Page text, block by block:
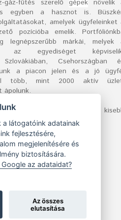
gáz-fűtés szerelő gépeknövelik
egyben a hasznot is.
amelyek ügyfeleinket
pozícióba emelik.
legnépszerűbb márkái, melyek
az egyediséget
Szlovákiában, Csehországban
a piacon jelen és a jó
több, mint 2000 aktív
ápolunk.
„Magasabb hatásfok
látogatóink adatainak
fejlesztésére,
megjelenítésére és
biztosítására.
az adataidat?
Az összes
elutasítása